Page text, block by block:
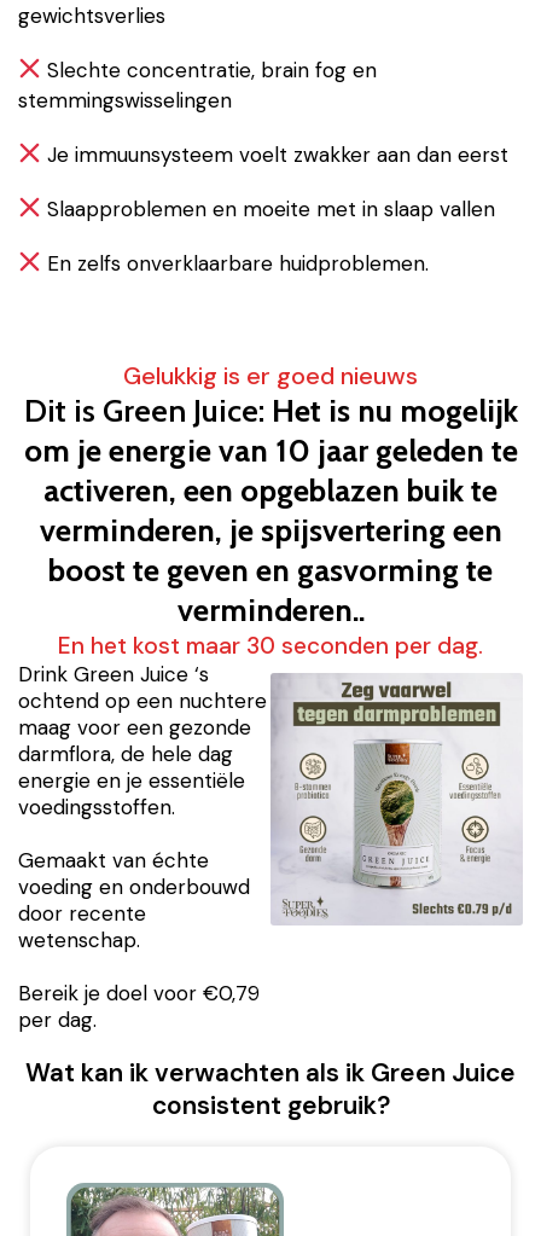
gewichtsverlies
Slechte concentratie, brain fog en
stemmingswisselingen
Je immuunsysteem voelt zwakker aan dan eerst
Slaapproblemen en moeite met in slaap vallen
En zelfs onverklaarbare huidproblemen.
Gelukkig is er goed nieuws
Dit is Green Juice: Het is nu mogelijk
om je energie van 10 jaar geleden te
activeren, een opgeblazen buik te
verminderen, je spijsvertering een
boost te geven en gasvorming te
verminderen..
En het kost maar 30 seconden per dag.
Drink Green Juice ‘s
ochtend op een nuchtere
maag voor een gezonde
darmflora, de hele dag
energie en je essentiële
voedingsstoffen.
Gemaakt van échte
voeding en onderbouwd
door recente
wetenschap.
Bereik je doel voor €0,79
per dag.
Wat kan ik verwachten als ik Green Juice
consistent gebruik?